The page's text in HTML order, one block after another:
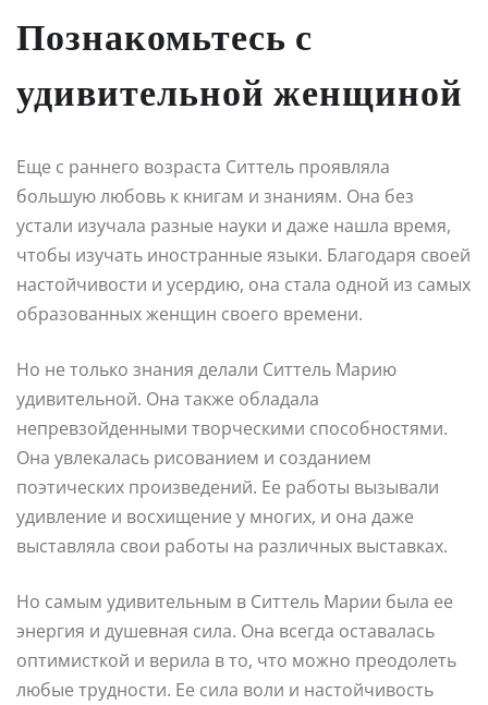
Познакомьтесь с
удивительной женщиной
Еще с раннего возраста Ситтель проявляла
большую любовь к книгам и знаниям. Она без
устали изучала разные науки и даже нашла время,
чтобы изучать иностранные языки. Благодаря своей
настойчивости и усердию, она стала одной из самых
образованных женщин своего времени.
Но не только знания делали Ситтель Марию
удивительной. Она также обладала
непревзойденными творческими способностями.
Она увлекалась рисованием и созданием
поэтических произведений. Ее работы вызывали
удивление и восхищение у многих, и она даже
выставляла свои работы на различных выставках.
Но самым удивительным в Ситтель Марии была ее
энергия и душевная сила. Она всегда оставалась
оптимисткой и верила в то, что можно преодолеть
любые трудности. Ее сила воли и настойчивость